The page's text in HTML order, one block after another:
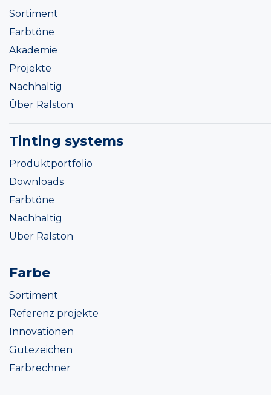
Sortiment
Farbtöne
Akademie
Projekte
Nachhaltig
Über Ralston
Tinting systems
Produktportfolio
Downloads
Farbtöne
Nachhaltig
Über Ralston
Farbe
Sortiment
Referenz projekte
Innovationen
Gütezeichen
Farbrechner